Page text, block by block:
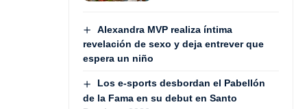
Alexandra MVP realiza íntima
revelación de sexo y deja entrever que
espera un niño
Los e-sports desbordan el Pabellón
de la Fama en su debut en Santo